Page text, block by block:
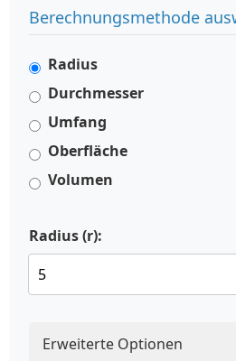
Berechnungsmethode
Radius
Durchmesser
Umfang
Oberfläche
Volumen
Radius (r):
Erweiterte Optionen